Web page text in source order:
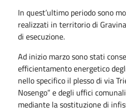
In quest’ultimo periodo sono
realizzati in territorio di
di esecuzione.
Ad inizio marzo sono stati
efficientamento energetico
nello specifico il plesso di via
Nosengo” e degli uffici
mediante la sostituzione di